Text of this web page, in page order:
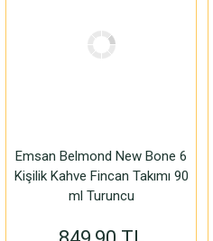
Emsan Belmond New Bone 6
Kişilik Kahve Fincan Takımı 90
ml Turuncu